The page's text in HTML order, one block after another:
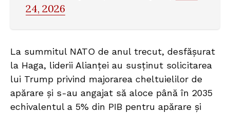
24, 2026
La summitul NATO de anul trecut, desfășurat
la Haga, liderii Alianței au susținut solicitarea
lui Trump privind majorarea cheltuielilor de
apărare și s-au angajat să aloce până în 2035
echivalentul a 5% din PIB pentru apărare și